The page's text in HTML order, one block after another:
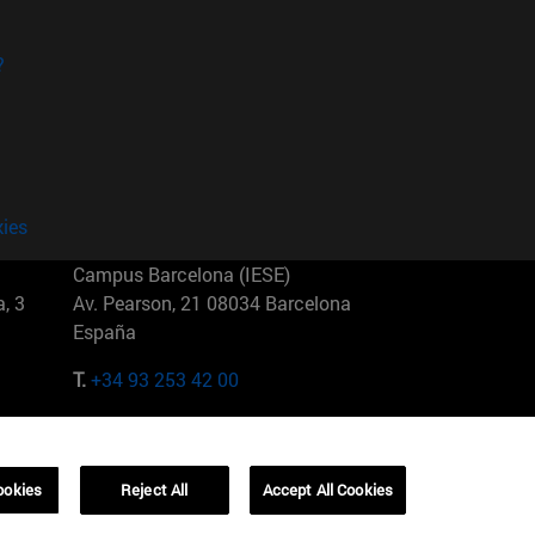
3
Campus Barcelona (IESE)
Av. Pearson, 21 08034 Barcelona
España
T.+34 93 253 42 00
01321001 Bela Vista Brasil
Reject All Accept All Cookies